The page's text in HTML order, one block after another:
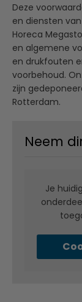
Deze
en diensten
Horeca
en algemene
en drukfouten
voorbehoud.
zijn
Rotterdam.
Neem
Je